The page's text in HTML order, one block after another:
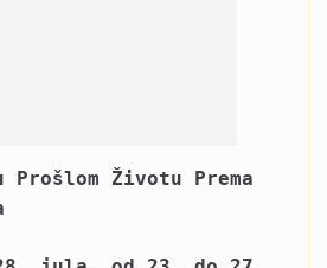
Životu Prema